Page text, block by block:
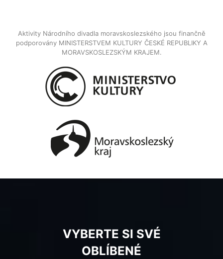
Aktivity Národního divadla moravskoslezského jsou finančně
podporovány MINISTERSTVEM KULTURY ČESKÉ REPUBLIKY A
MORAVSKOSLEZSKÝM KRAJEM.
VYBERTE SI SVÉ
OBLÍBENÉ